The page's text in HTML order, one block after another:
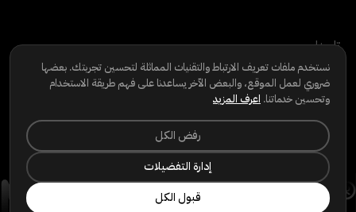
تابعنا
LINKEDIN
INSTAGRAM
FACEBOOK
سياسة الخصوصية|سياسة ملفات تعريف الارتباط
حقوق الخصوصية
نستخدم ملفات تعريف الارتباط والتقنيات المماثلة لتحسين تجربتك. بعضها
ضروري لعمل الموقع، والبعض الآخر يساعدنا على فهم طريقة الاستخدام
وتحسين خدماتنا. اعرف المزيد
رفض الكل
إدارة التفضيلات
قبول الكل